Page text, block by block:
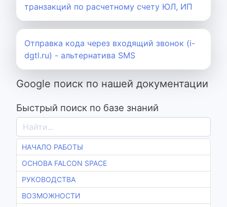
Быстрый поиск по базе знаний
НАЧАЛО РАБОТЫ
ОСНОВА FALCON SPACE
РУКОВОДСТВА
ВОЗМОЖНОСТИ
транзакций по расчетному счету ЮЛ, ИП
Отправка кода через входящий звонок (i-
dgtl.ru) - альтернатива SMS
Google поиск по нашей документации